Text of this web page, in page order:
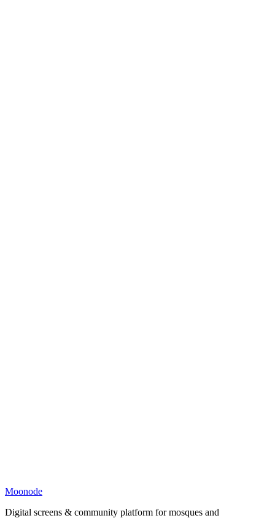
Moonode
Digital screens & community platform for mosques and